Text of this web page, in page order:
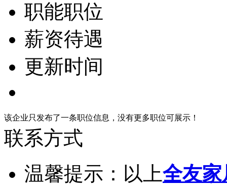
职能职位
薪资待遇
更新时间
该企业只发布了一条职位信息，没有更多职位可展示！
联系方式
温馨提示：以上全友家